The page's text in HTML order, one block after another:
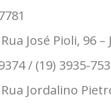
José Pioli, 96
/ (19) 3935-
Rua Jordalino